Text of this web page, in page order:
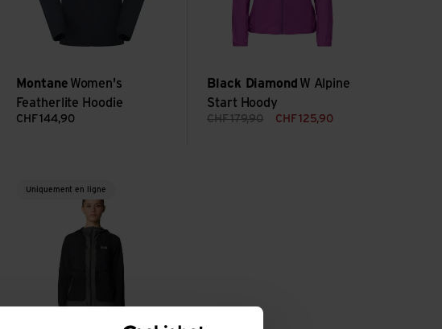
Montane Women's
Featherlite Hoodie
CHF 144,90
Black Diamond W Alpine
Start Hoody
CHF179,90 CHF 125,90
Uniquement en ligne